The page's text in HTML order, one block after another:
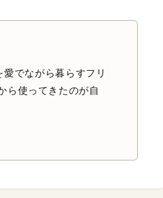
でながら暮らすフリ
ら使ってきたのが自